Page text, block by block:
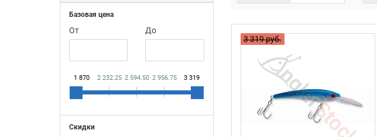
Базовая цена
От До
1 870 2 232.25 2 594.50 2 956.75 3 319
Скидки
3 319 руб.